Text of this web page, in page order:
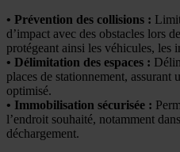
• Prévention des collisions :
d’impact avec des obstacles lors
protégeant ainsi les véhicules, les
• Délimitation des espaces :
places de stationnement, assurant
optimisé.
• Immobilisation sécurisée :
l’endroit souhaité, notamment
déchargement.